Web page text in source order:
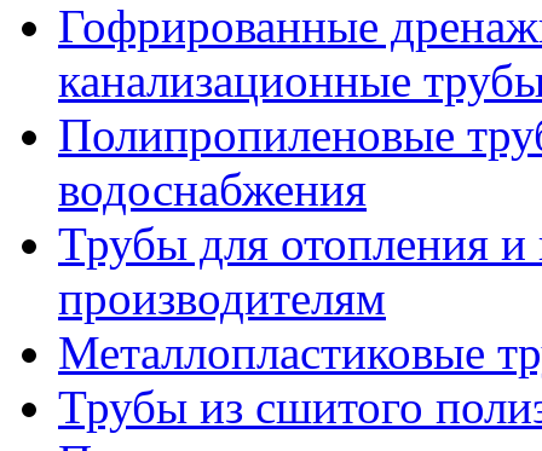
Гофрированные
канализационные
Полипропиленовые
водоснабжения
Трубы для отопления
производителям
Металлопластиковые
Трубы из сшитого